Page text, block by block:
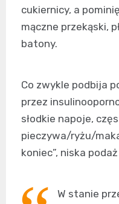
cukiernicy, a
mączne przekąski,
batony.
Co zwykle podbija
przez
słodkie napoje,
pieczywa/ryżu/
koniec”, niska
W stanie